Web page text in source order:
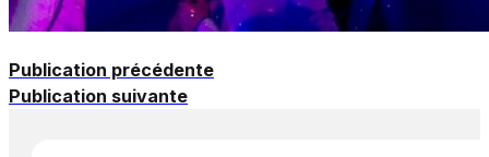
Publication précédente
Publication suivante